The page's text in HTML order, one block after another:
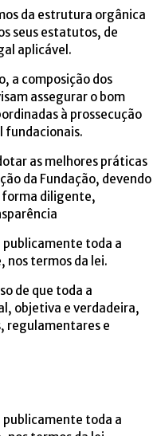
da estrutura orgânica
seus estatutos, de
aplicável.
a composição dos
assegurar o bom
à prossecução
fundacionais.
as melhores práticas
da Fundação, devendo
forma diligente,
publicamente toda a
nos termos da lei.
de que toda a
objetiva e verdadeira,
regulamentares e
publicamente toda a